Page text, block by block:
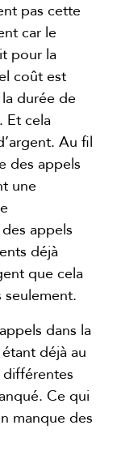
pas cette
car le
pour la
coût est
durée de
Et cela
Au fil
des appels
une
appels
déjà
que cela
seulement.
dans la
déjà au
Ce qui
manque des